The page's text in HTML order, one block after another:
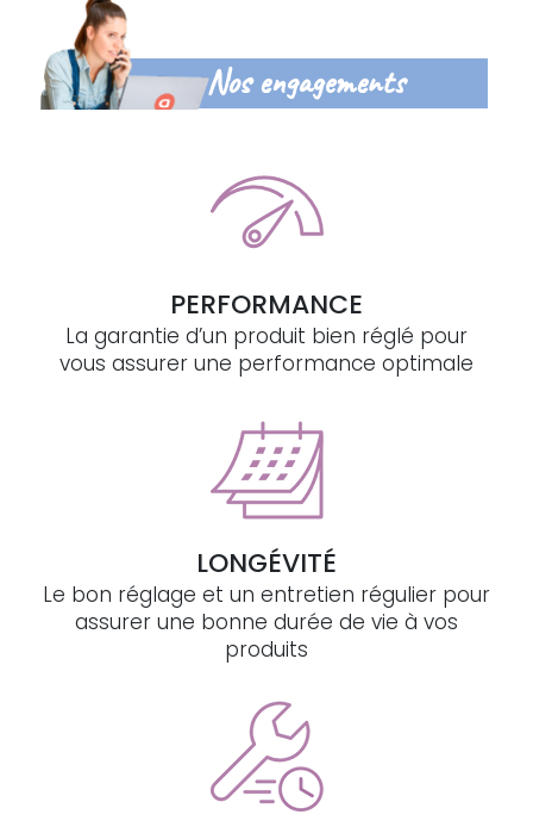
Nos engagements
PERFORMANCE
La garantie d’un produit bien réglé pour
vous assurer une performance optimale
LONGÉVITÉ
Le bon réglage et un entretien régulier pour
assurer une bonne durée de vie à vos
produits